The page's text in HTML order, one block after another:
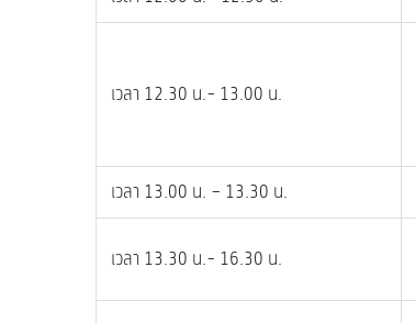
เวลา 12.30 น.- 13.00 น.
เวลา 13.00 น. – 13.30 น.
เวลา 13.30 น.- 16.30 น.